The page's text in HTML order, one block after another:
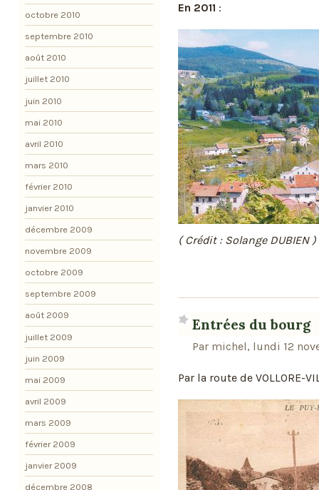
En 2011 :
( Crédit : Solange DUBIEN )
Entrées du bourg
Par michel, lundi 12
Par la route de VOLLORE-
octobre 2010
septembre 2010
août 2010
juillet 2010
juin 2010
mai 2010
avril 2010
mars 2010
février 2010
janvier 2010
décembre 2009
novembre 2009
octobre 2009
septembre 2009
août 2009
juillet 2009
juin 2009
mai 2009
avril 2009
mars 2009
février 2009
janvier 2009
décembre 2008